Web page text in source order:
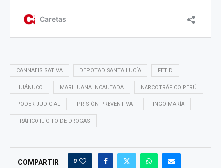
CANNABIS SATIVA DEPOTAD SANTA LUCÍA FETID
HUÁNUCO MARIHUANA INCAUTADA NARCOTRÁFICO PERÚ
PODER JUDICIAL PRISIÓN PREVENTIVA TINGO MARÍA
TRÁFICO ILÍCITO DE DROGAS
COMPARTIR 0